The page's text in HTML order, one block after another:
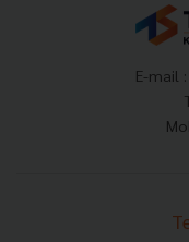
E-mail :